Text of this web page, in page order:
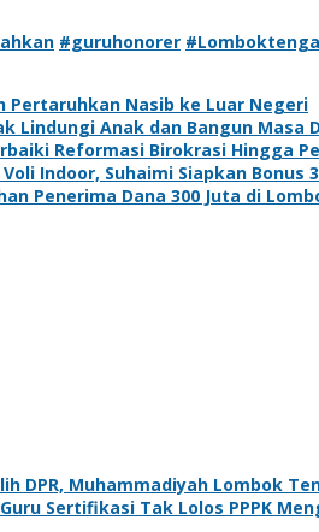
#guruhonorer
Pertaruhkan Nasib ke Luar Negeri
Lindungi Anak dan Bangun Masa
Reformasi Birokrasi Hingga
Indoor, Suhaimi Siapkan Bonus
Penerima Dana 300 Juta di
DPR, Muhammadiyah Lombok
Sertifikasi Tak Lolos PPPK